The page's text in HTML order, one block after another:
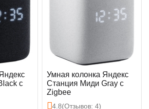
с
Умная колонка Яндекс
Станция Миди Gray с
Zigbee
4.8(Отзывов: 4)